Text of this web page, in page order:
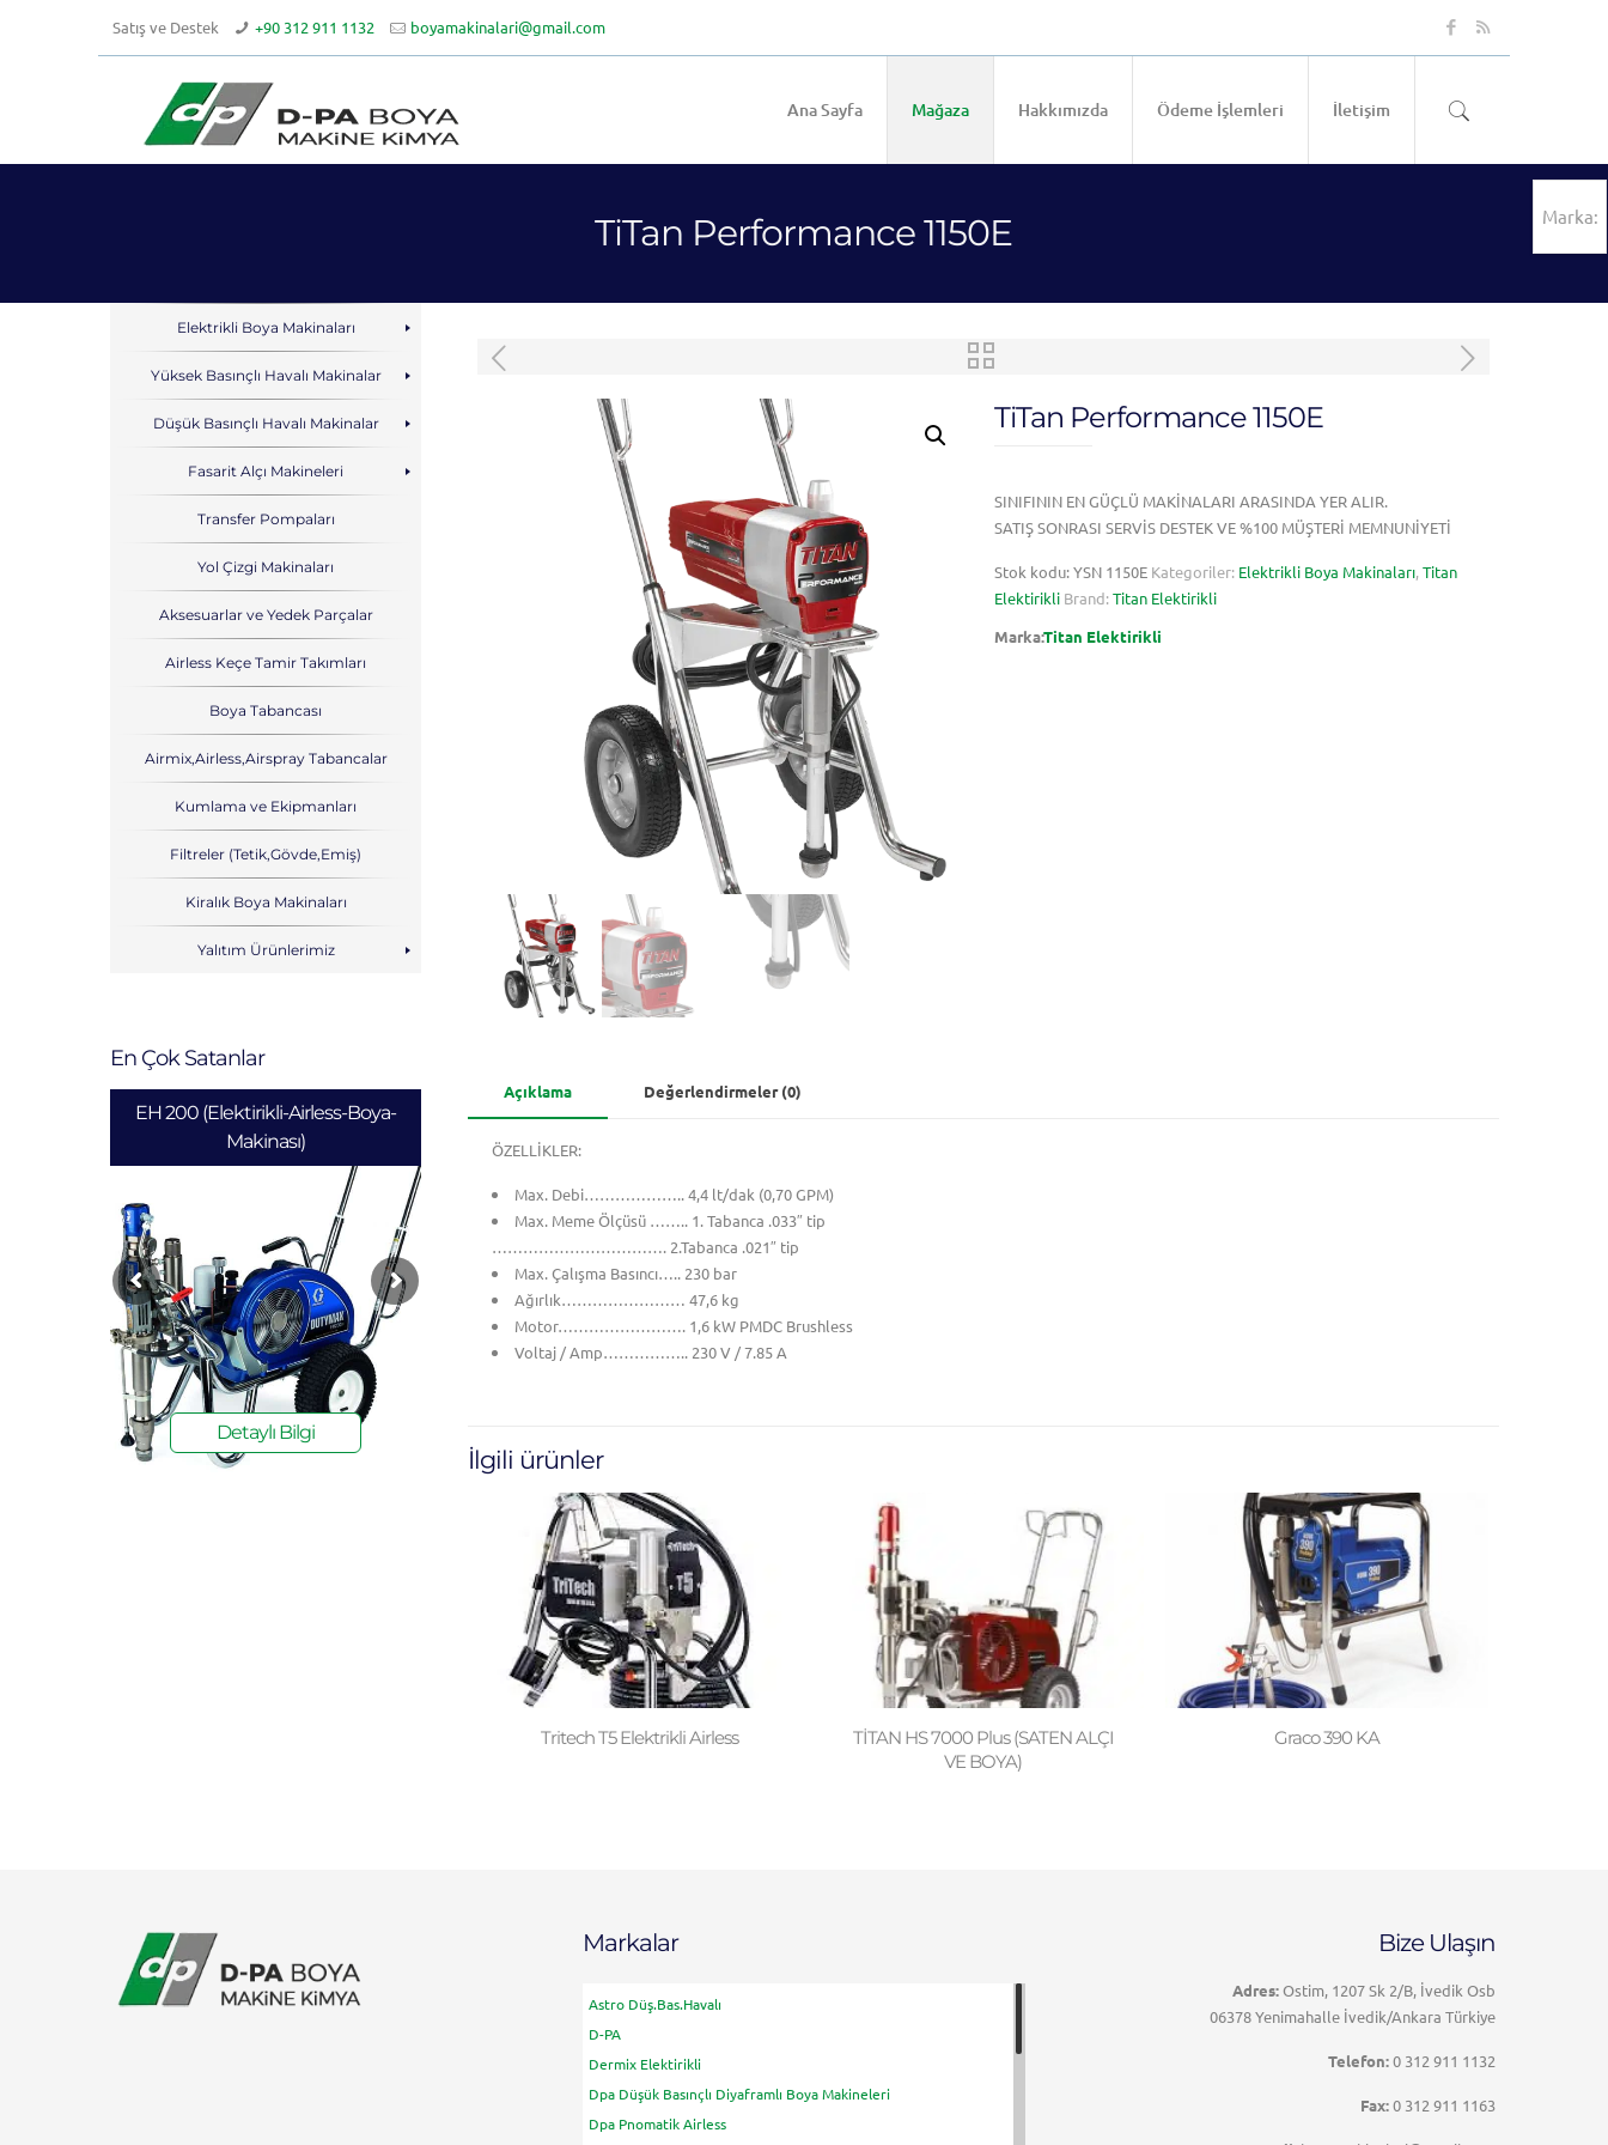
Satış ve Destek +90 312 911 1132 boyamakinalari@gmail.com
Ana Sayfa Mağaza Hakkımızda Ödeme İşlemleri İletişim
TiTan Performance 1150E
TiTan Performance 1150E
SINIFININ EN GÜÇLÜ MAKİNALARI ARASINDA YER ALIR.
SATIŞ SONRASI SERVİS DESTEK VE %100 MÜŞTERİ MEMNUNİYETİ
Stok kodu:YSN 1150E Kategoriler: Elektrikli Boya Makinaları,Titan
Elektirikli Brand: Titan Elektirikli
Marka:Titan Elektirikli
Açıklama Değerlendirmeler (0)
ÖZELLİKLER:
Max. Debi……………….. 4,4 lt/dak (0,70 GPM)
Max. Meme Ölçüsü …….. 1. Tabanca .033″ tip
……………………………. 2.Tabanca .021″ tip
Max. Çalışma Basıncı….. 230 bar
Ağırlık…………………… 47,6 kg
Motor……………………. 1,6 kW PMDC Brushless
Voltaj / Amp…………….. 230 V / 7.85 A
İlgili ürünler
Tritech T5 Elektrikli Airless
TİTAN HS 7000 Plus (SATEN ALÇI
VE BOYA)
Graco 390 KA
Elektrikli Boya Makinaları
Yüksek Basınçlı Havalı Makinalar
Düşük Basınçlı Havalı Makinalar
Fasarit Alçı Makineleri
Transfer Pompaları
Yol Çizgi Makinaları
Aksesuarlar ve Yedek Parçalar
Airless Keçe Tamir Takımları
Boya Tabancası
Airmix,Airless,Airspray Tabancalar
Kumlama ve Ekipmanları
Filtreler (Tetik,Gövde,Emiş)
Kiralık Boya Makinaları
Yalıtım Ürünlerimiz
En Çok Satanlar
HANDOK 68-1
Detaylı Bilgi
Markalar
Astro Düş.Bas.Havalı
D-PA
Dermix Elektirikli
Dpa Düşük Basınçlı Diyaframlı Boya Makineleri
Dpa Pnomatik Airless
Bize Ulaşın
Adres:Ostim, 1207 Sk 2/B, İvedik Osb
06378 Yenimahalle İvedik/Ankara Türkiye
Telefon:0 312 911 1132
Fax:0 312 911 1163
Marka: